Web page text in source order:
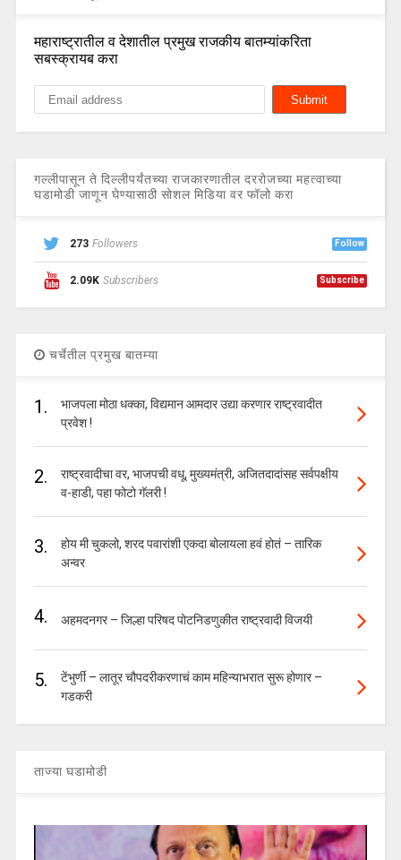
महाराष्ट्रातील व देशातील प्रमुख राजकीय बातम्यांकरिता
सबस्क्रायब करा
गल्लीपासून ते दिल्लीपर्यंतच्या राजकारणातील दररोजच्या महत्वाच्या
घडामोडी जाणून घेण्यासाठी सोशल मिडिया वर फॉलो करा
273 Followers Follow
2.09K Subscribers Subscribe
चर्चेतील प्रमुख बातम्या
1.
भाजपला मोठा धक्का, विद्यमान आमदार उद्या करणार राष्ट्रवादीत
प्रवेश !
2.
राष्ट्रवादीचा वर, भाजपची वधू, मुख्यमंत्री, अजितदादांसह सर्वपक्षीय
व-हाडी, पहा फोटो गॅलरी !
3.
होय मी चुकलो, शरद पवारांशी एकदा बोलायला हवं होतं – तारिक
अन्वर
4. अहमदनगर – जिल्हा परिषद पोटनिडणुकीत राष्ट्रवादी विजयी
5.
टेंभुर्णी – लातूर चौपदरीकरणाचं काम महिन्याभरात सुरू होणार –
गडकरी
ताज्या घडामोडी